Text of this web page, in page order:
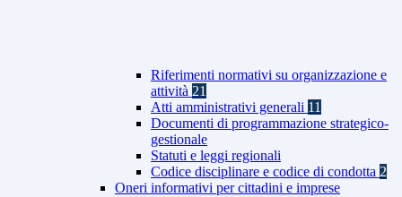
Riferimenti normativi su organizzazione e
attività 21
Atti amministrativi generali 11
Documenti di programmazione strategico-
gestionale
Statuti e leggi regionali
Codice disciplinare e codice di condotta 2
Oneri informativi per cittadini e imprese